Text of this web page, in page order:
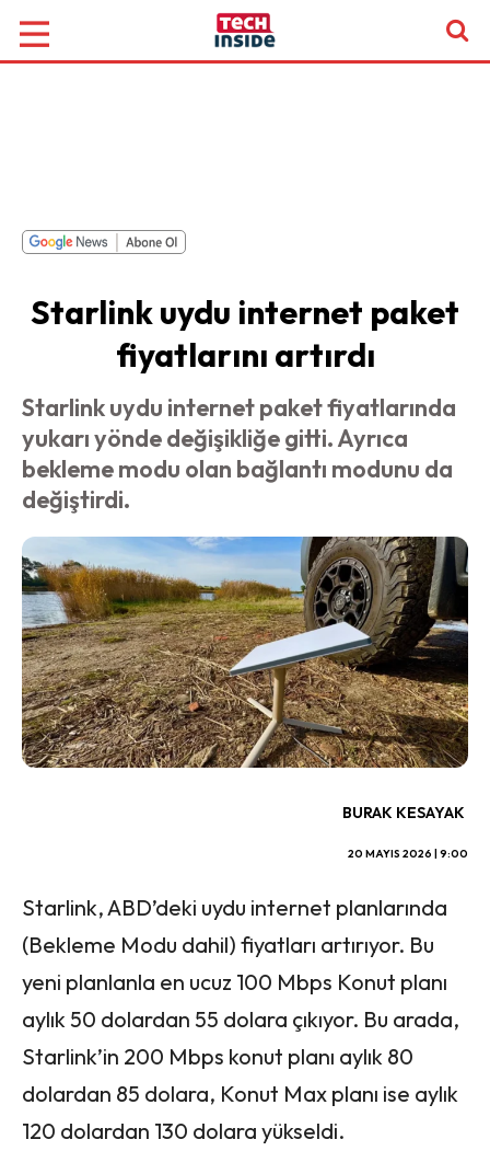
Starlink uydu internet paket
fiyatlarını artırdı
Starlink uydu internet paket fiyatlarında
yukarı yönde değişikliğe gitti. Ayrıca
bekleme modu olan bağlantı modunu da
değiştirdi.
BURAK KESAYAK
20 MAYIS 2026 | 9:00
Starlink, ABD’deki uydu internet planlarında
(Bekleme Modu dahil) fiyatları artırıyor. Bu
yeni planlanla en ucuz 100 Mbps Konut planı
aylık 50 dolardan 55 dolara çıkıyor. Bu arada,
Starlink’in 200 Mbps konut planı aylık 80
dolardan 85 dolara, Konut Max planı ise aylık
120 dolardan 130 dolara yükseldi.